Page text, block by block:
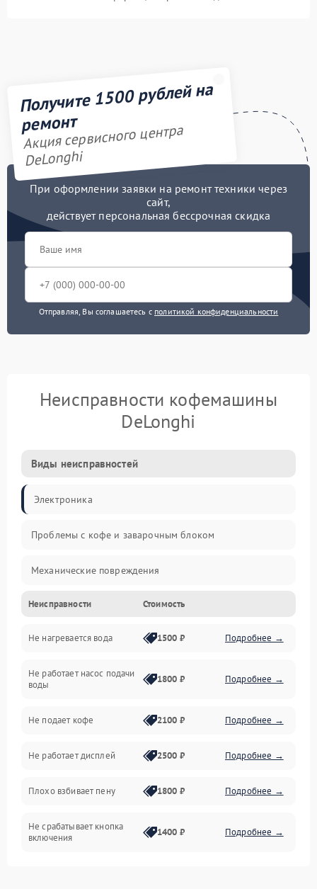
Получите 1500 рублей на
ремонт
Акция сервисного центра
DeLonghi
При оформлении заявки на ремонт техники через
сайт,
действует персональная бессрочная скидка
Отправляя, Вы соглашаетесь с политикой конфиденциальности
Неисправности кофемашины
DeLonghi
Виды неисправностей
Электроника
Проблемы с кофе и заварочным блоком
Механические повреждения
Прочие неисправности
Включение и работа
Проблемы с водой
Проблемы с капучинатором и паром
Управление и электроника
Программное обеспечение
Неисправности Стоимость
Не нагревается вода 1500 ₽ Подробнее →
Не работает насос подачи
воды
1800 ₽ Подробнее →
Не подает кофе 2100 ₽ Подробнее →
Не работает дисплей 2500 ₽ Подробнее →
Плохо взбивает пену 1800 ₽ Подробнее →
Не срабатывает кнопка
включения
1400 ₽ Подробнее →